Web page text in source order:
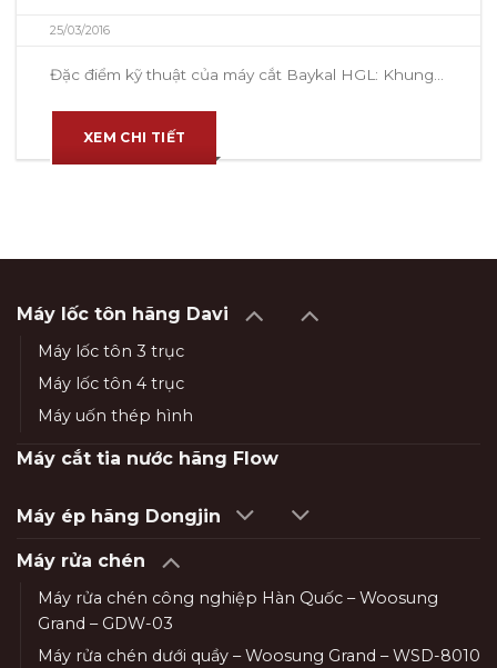
25/03/2016
Đặc điểm kỹ thuật của máy cắt Baykal HGL: Khung...
XEM CHI TIẾT
Máy lốc tôn hãng Davi
Máy lốc tôn 3 trục
Máy lốc tôn 4 trục
Máy uốn thép hình
Máy cắt tia nước hãng Flow
Máy ép hãng Dongjin
Máy rửa chén
Máy rửa chén công nghiệp Hàn Quốc – Woosung
Grand – GDW-03
Máy rửa chén dưới quầy – Woosung Grand – WSD-8010